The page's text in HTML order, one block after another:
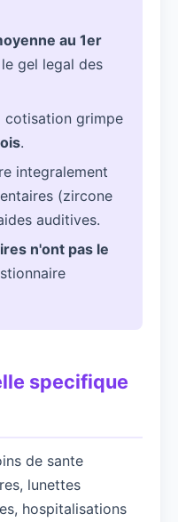
au 1er
gel legal des
cotisation grimpe
.
integralement
(zircone
auditives.
n'ont pas le
specifique
de sante
lunettes
hospitalisations